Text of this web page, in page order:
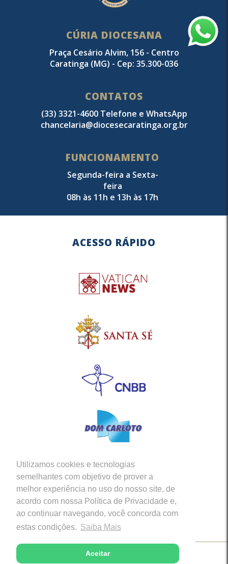
Utilizamos cookies e tecnologias
semelhantes com objetivo de prover a
melhor experiência no uso do nosso site, de
acordo com nossa Política de Privacidade e,
ao continuar navegando, você concorda com
estas condições. Saiba Mais
Aceitar
CÚRIA DIOCESANA
Praça Cesário Alvim, 156 - Centro
Caratinga (MG) - Cep: 35.300-036
CONTATOS
(33) 3321-4600 Telefone e WhatsApp
chancelaria@diocesecaratinga.org.br
FUNCIONAMENTO
Segunda-feira a Sexta-
feira
08h às 11h e 13h às 17h
ACESSO RÁPIDO
Siga-nos em nossas Redes Sociais
Copyright © 2026 - Diocese de Caratinga (MG)